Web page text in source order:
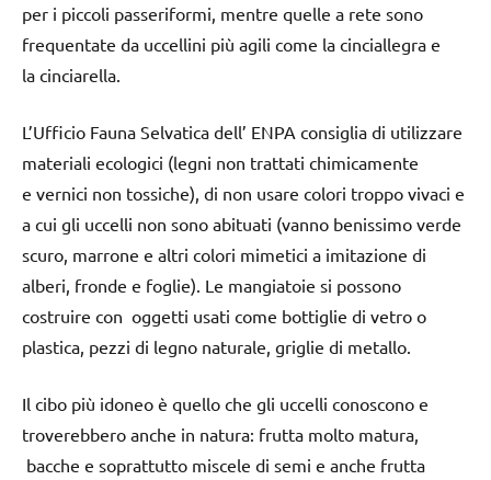
per i piccoli passeriformi, mentre quelle a rete sono
frequentate da uccellini più agili come la cinciallegra e
la cinciarella.
L’Ufficio Fauna Selvatica dell’ ENPA consiglia di utilizzare
materiali ecologici (legni non trattati chimicamente
e vernici non tossiche), di non usare colori troppo vivaci e
a cui gli uccelli non sono abituati (vanno benissimo verde
scuro, marrone e altri colori mimetici a imitazione di
alberi, fronde e foglie). Le mangiatoie si possono
costruire con oggetti usati come bottiglie di vetro o
plastica, pezzi di legno naturale, griglie di metallo.
Il cibo più idoneo è quello che gli uccelli conoscono e
troverebbero anche in natura: frutta molto matura,
bacche e soprattutto miscele di semi e anche frutta